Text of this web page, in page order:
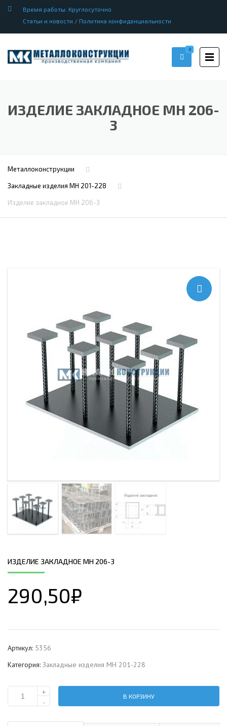
Время работы: Круглосуточно
Статьи и новости / Политика конфиденциальности
0
ИЗДЕЛИЕ ЗАКЛАДНОЕ МН 206-
3
Металлоконструкции
Закладные изделия МН 201-228
Изделие закладное МН 206-3
ИЗДЕЛИЕ ЗАКЛАДНОЕ МН 206-3
290,50₽
Артикул: 5356
Категория: Закладные изделия МН 201-228
Количество
закладное
+
-
В КОРЗИНУ